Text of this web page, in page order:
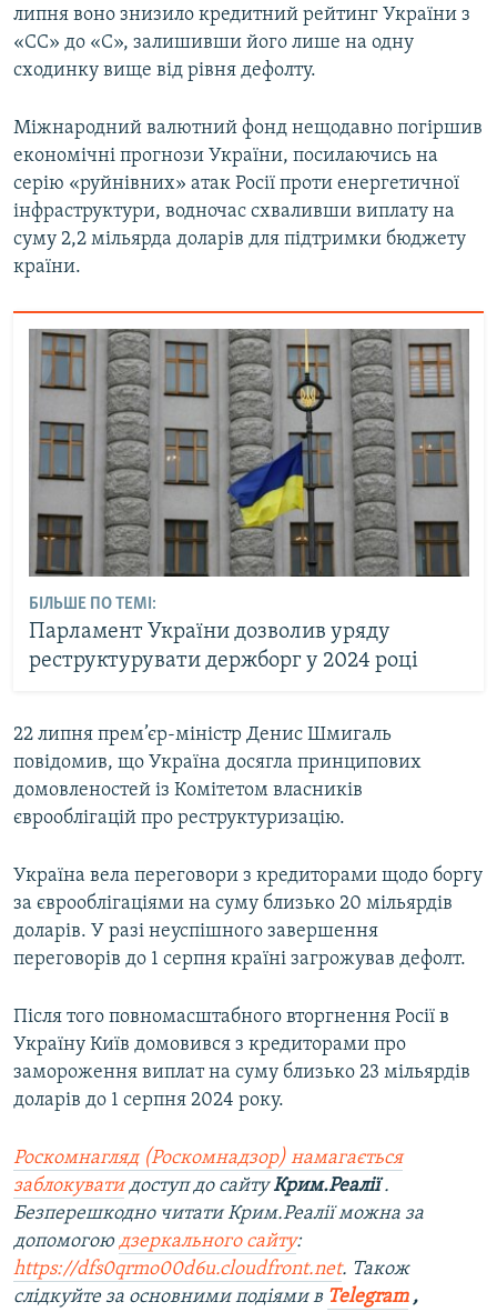
липня воно знизило кредитний рейтинг України з
«CC» до «C», залишивши його лише на одну
сходинку вище від рівня дефолту.
Міжнародний валютний фонд нещодавно погіршив
економічні прогнози України, посилаючись на
серію «руйнівних» атак Росії проти енергетичної
інфраструктури, водночас схваливши виплату на
суму 2,2 мільярда доларів для підтримки бюджету
країни.
БІЛЬШЕ ПО ТЕМІ:
Парламент України дозволив уряду
реструктурувати держборг у 2024 році
22 липня прем’єр-міністр Денис Шмигаль
повідомив, що Україна досягла принципових
домовленостей із Комітетом власників
єврооблігацій про реструктуризацію.
Україна вела переговори з кредиторами щодо боргу
за єврооблігаціями на суму близько 20 мільярдів
доларів. У разі неуспішного завершення
переговорів до 1 серпня країні загрожував дефолт.
Після того повномасштабного вторгнення Росії в
Україну Київ домовився з кредиторами про
замороження виплат на суму близько 23 мільярдів
доларів до 1 серпня 2024 року.
Роскомнагляд (Роскомнадзор) намагається
заблокуватидоступ до сайтуКрим.Реалії.
Безперешкодно читати Крим.Реалії можна за
допомогою дзеркального сайту:
https://dfs0qrmo00d6u.cloudfront.net. Також
слідкуйте за основними подіями в Telegram,